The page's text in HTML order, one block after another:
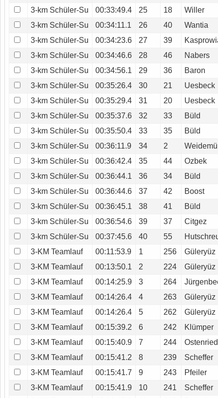
3-km Schüler-Su
00:33:49.4 25 18
Willer
3-km Schüler-Su
00:34:11.1 26 40
Wantia
3-km Schüler-Su
00:34:23.6 27 39
3-km Schüler-Su
00:34:46.6 28 46
Nabers
3-km Schüler-Su
00:34:56.1 29 36
Baron
3-km Schüler-Su
00:35:26.4 30 21
Uesbeck
3-km Schüler-Su
00:35:29.4 31 20
Uesbeck
3-km Schüler-Su
00:35:37.6 32 33
Büld
3-km Schüler-Su
00:35:50.4 33 35
Büld
3-km Schüler-Su
00:36:11.9 34 2
3-km Schüler-Su
00:36:42.4 35 44
Ozbek
3-km Schüler-Su
00:36:44.1 36 34
Büld
3-km Schüler-Su
00:36:44.6 37 42
Boost
3-km Schüler-Su
00:36:45.1 38 41
Büld
3-km Schüler-Su
00:36:54.6 39 37
Citgez
3-km Schüler-Su
00:37:45.6 40 55
3-KM Teamlauf
00:11:53.9 1 256
Güleryüz
3-KM Teamlauf
00:13:50.1 2 224
Güleryüz
3-KM Teamlauf
00:14:25.9 3 264
3-KM Teamlauf
00:14:26.4 4 263
Güleryüz
3-KM Teamlauf
00:14:26.4 5 262
Güleryüz
3-KM Teamlauf
00:15:39.2 6 242
Klümper
3-KM Teamlauf
00:15:40.9 7 244
Ostenried
3-KM Teamlauf
00:15:41.2 8 239
Scheffer
3-KM Teamlauf
00:15:41.7 9 243
Pfeiler
3-KM Teamlauf
00:15:41.9 10 241
Scheffer